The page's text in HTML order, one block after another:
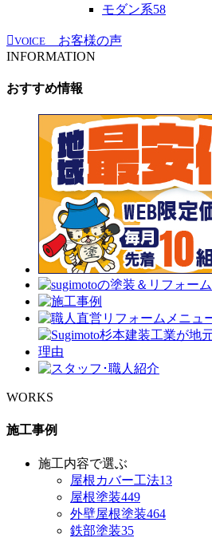
モダン系58
VOICE
お客様の声
INFORMATION
おすすめ情報
WORKS
施工事例
施工内容で選ぶ
屋根カバー工法13
屋根塗装449
外壁屋根塗装464
鉄部塗装35